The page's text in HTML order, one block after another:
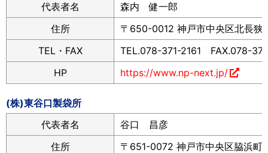
代表者名
森内 健一郎
住所
〒650-0012 神戸市中央区北長狭
TEL・FAX
TEL.078-371-2161 FAX.078-
HP
https://www.np-next.jp/
(株)東谷口製袋所
代表者名
谷口 昌彦
住所
〒651-0072 神戸市中央区脇浜町